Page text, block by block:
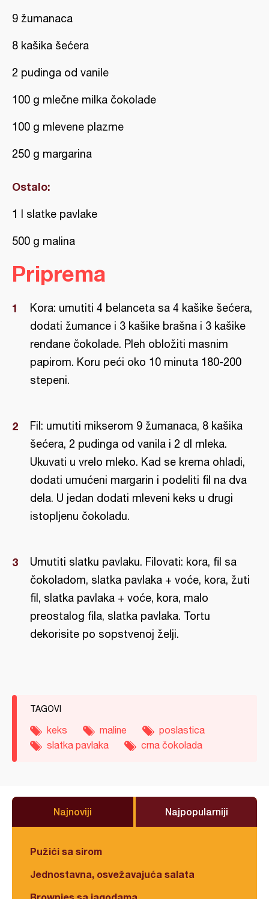
9 žumanaca
8 kašika šećera
2 pudinga od vanile
100 g mlečne milka čokolade
100 g mlevene plazme
250 g margarina
Ostalo:
1 l slatke pavlake
500 g malina
Priprema
Kora: umutiti 4 belanceta sa 4 kašike šećera,
dodati žumance i 3 kašike brašna i 3 kašike
rendane čokolade. Pleh obložiti masnim
papirom. Koru peći oko 10 minuta 180-200
stepeni.
Fil: umutiti mikserom 9 žumanaca, 8 kašika
šećera, 2 pudinga od vanila i 2 dl mleka.
Ukuvati u vrelo mleko. Kad se krema ohladi,
dodati umućeni margarin i podeliti fil na dva
dela. U jedan dodati mleveni keks u drugi
istopljenu čokoladu.
Umutiti slatku pavlaku. Filovati: kora, fil sa
čokoladom, slatka pavlaka + voće, kora, žuti
fil, slatka pavlaka + voće, kora, malo
preostalog fila, slatka pavlaka. Tortu
dekorisite po sopstvenoj želji.
TAGOVI
keks maline
poslastica
slatka pavlaka
crna čokolada
Najnoviji Najpopularniji
Pužići sa sirom
Jednostavna, osvežavajuća salata